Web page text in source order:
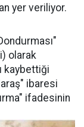
yer veriliyor.
olarak
kaybettiği
ibaresi
ifadesinin